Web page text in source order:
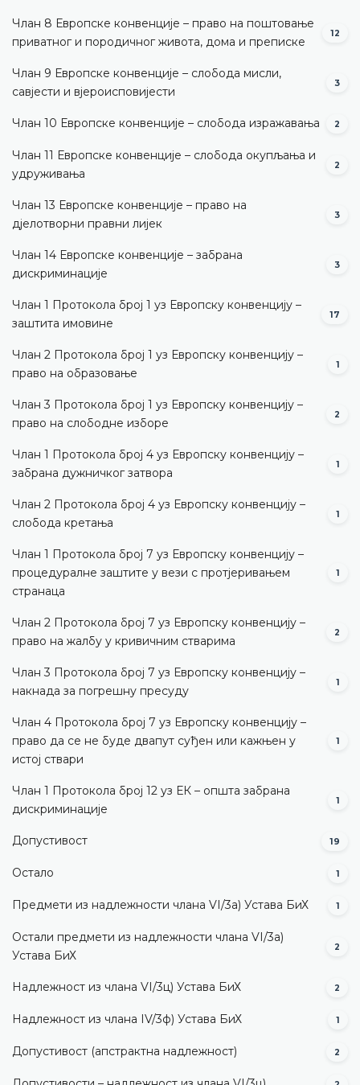
Члан 8 Европске конвенције – право на поштовање
приватног и породичног живота, дома и преписке
12
Члан 9 Европске конвенције – слобода мисли,
савјести и вјероисповијести
3
Члан 10 Европске конвенције – слобода изражавања 2
Члан 11 Европске конвенције – слобода окупљања и
удруживања
2
Члан 13 Европске конвенције – право на
дјелотворни правни лијек
3
Члан 14 Европске конвенције – забрана
дискриминације
3
Члан 1 Протокола број 1 уз Европску конвенцију –
заштита имовине
17
Члан 2 Протокола број 1 уз Европску конвенцију –
право на образовање
1
Члан 3 Протокола број 1 уз Европску конвенцију –
право на слободне изборе
2
Члан 1 Протокола број 4 уз Европску конвенцију –
забрана дужничког затвора
1
Члан 2 Протокола број 4 уз Европску конвенцију –
слобода кретања
1
Члан 1 Протокола број 7 уз Европску конвенцију –
процедуралне заштите у вези с протјеривањем
странаца
1
Члан 2 Протокола број 7 уз Европску конвенцију –
право на жалбу у кривичним стварима
2
Члан 3 Протокола број 7 уз Европску конвенцију –
накнада за погрешну пресуду
1
Члан 4 Протокола број 7 уз Европску конвенцију –
право да се не буде двапут суђен или кажњен у
истој ствари
1
Члан 1 Протокола број 12 уз ЕК – општа забрана
дискриминације
1
Допустивост 19
Остало 1
Предмети из надлежности члана VI/3а) Устава БиХ 1
Остали предмети из надлежности члана VI/3а)
Устава БиХ
2
Надлежност из члана VI/3ц) Устава БиХ 2
Надлежност из члана IV/3ф) Устава БиХ 1
Допустивост (aпстрактна надлежност) 2